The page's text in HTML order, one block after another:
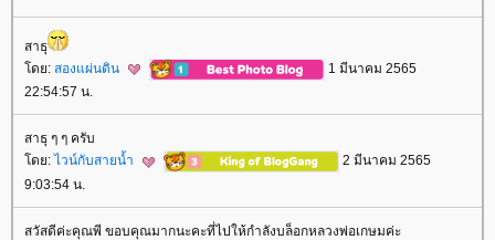
สาธุ
ดย: สองแผ่นดิน
1 มีนาคม 2565
22:54:57 น.
สาธุ ๆ ๆ ครับ
ดย: ไวน์กับสายน้ำ
2 มีนาคม 2565
9:03:54 น.
สวัสดีค่ะคุณพี ขอบคุณมากนะคะที่ไปให้กำลังบล็อกหลวงพ่อเกษมค่ะ